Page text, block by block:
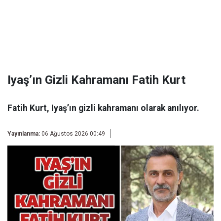
Iyaş’ın Gizli Kahramanı Fatih Kurt
Fatih Kurt, Iyaş’ın gizli kahramanı olarak anılıyor.
Yayınlanma: 06 Ağustos 2026 00:49